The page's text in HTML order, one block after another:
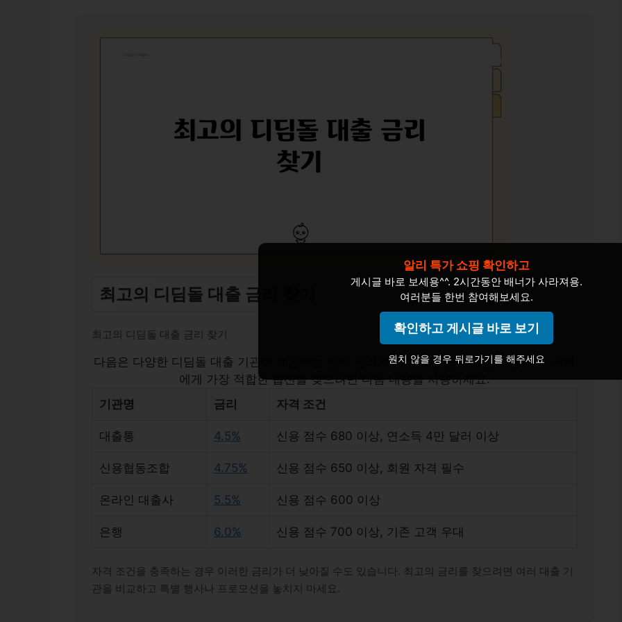
최고의 디딤돌 대출 금리 찾기
최고의 디딤돌 대출 금리 찾기
다음은 다양한 디딤돌 대출 기관이 제공하는 현재 금리와 자격 조건을 비교한 표입니다. 귀하
에게 가장 적합한 옵션을 찾으려면 다음 내용을 사용하세요.
기관명
금리 자격 조건
대출통 4.5% 신용 점수 680 이상, 연소득 4만 달러 이상
신용협동조합 4.75% 신용 점수 650 이상, 회원 자격 필수
온라인 대출사 5.5% 신용 점수 600 이상
은행 6.0% 신용 점수 700 이상, 기존 고객 우대
자격 조건을 충족하는 경우 이러한 금리가 더 낮아질 수도 있습니다. 최고의 금리를 찾으려면 여러 대출 기
관을 비교하고 특별 행사나 프로모션을 놓치지 마세요.
알리 특가 쇼핑 확인하고
게시글 바로 보세용^^. 2시간동안 배너가 사라져용.
여러분들 한번 참여해보세요.
확인하고 게시글 바로 보기
원치 않을 경우 뒤로가기를 해주세요